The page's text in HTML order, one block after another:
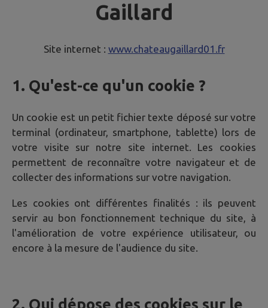
Gaillard
Site internet : www.chateaugaillard01.fr
1. Qu'est-ce qu'un cookie ?
Un cookie est un petit fichier texte déposé sur votre
terminal (ordinateur, smartphone, tablette) lors de
votre visite sur notre site internet. Les cookies
permettent de reconnaître votre navigateur et de
collecter des informations sur votre navigation.
Les cookies ont différentes finalités : ils peuvent
servir au bon fonctionnement technique du site, à
l'amélioration de votre expérience utilisateur, ou
encore à la mesure de l'audience du site.
2. Qui dépose des cookies sur le